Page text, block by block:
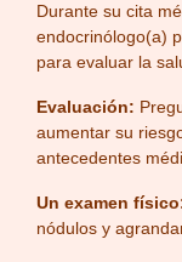
Durante su cita
endocrinólogo(a)
para evaluar la
Evaluación:
aumentar su
antecedentes
Un examen
nódulos y